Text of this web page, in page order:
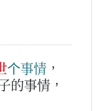
个事情 ，
的事情，